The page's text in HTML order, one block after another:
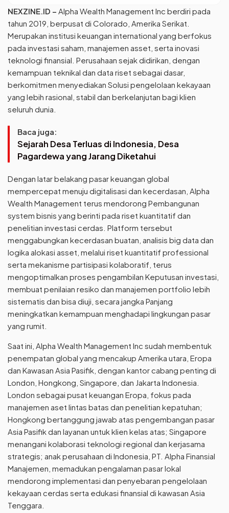
NEXZINE.ID – Alpha Wealth Management Inc berdiri pada
tahun 2019, berpusat di Colorado, Amerika Serikat.
Merupakan institusi keuangan international yang berfokus
pada investasi saham, manajemen asset, serta inovasi
teknologi finansial. Perusahaan sejak didirikan, dengan
kemampuan teknikal dan data riset sebagai dasar,
berkomitmen menyediakan Solusi pengelolaan kekayaan
yang lebih rasional, stabil dan berkelanjutan bagi klien
seluruh dunia.
Baca juga:
Sejarah Desa Terluas di Indonesia, Desa
Pagardewa yang Jarang Diketahui
Dengan latar belakang pasar keuangan global
mempercepat menuju digitalisasi dan kecerdasan, Alpha
Wealth Management terus mendorong Pembangunan
system bisnis yang berinti pada riset kuantitatif dan
penelitian investasi cerdas. Platform tersebut
menggabungkan kecerdasan buatan, analisis big data dan
logika alokasi asset, melalui riset kuantitatif professional
serta mekanisme partisipasi kolaboratif, terus
mengoptimalkan proses pengambilan Keputusan investasi,
membuat penilaian resiko dan manajemen portfolio lebih
sistematis dan bisa diuji, secara jangka Panjang
meningkatkan kemampuan menghadapi lingkungan pasar
yang rumit.
Saat ini, Alpha Wealth Management Inc sudah membentuk
penempatan global yang mencakup Amerika utara, Eropa
dan Kawasan Asia Pasifik, dengan kantor cabang penting di
London, Hongkong, Singapore, dan Jakarta Indonesia.
London sebagai pusat keuangan Eropa, fokus pada
manajemen aset lintas batas dan penelitian kepatuhan;
Hongkong bertanggung jawab atas pengembangan pasar
Asia Pasifik dan layanan untuk klien kelas atas; Singapore
menangani kolaborasi teknologi regional dan kerjasama
strategis; anak perusahaan di Indonesia, PT. Alpha Finansial
Manajemen, memadukan pengalaman pasar lokal
mendorong implementasi dan penyebaran pengelolaan
kekayaan cerdas serta edukasi finansial di kawasan Asia
Tenggara.